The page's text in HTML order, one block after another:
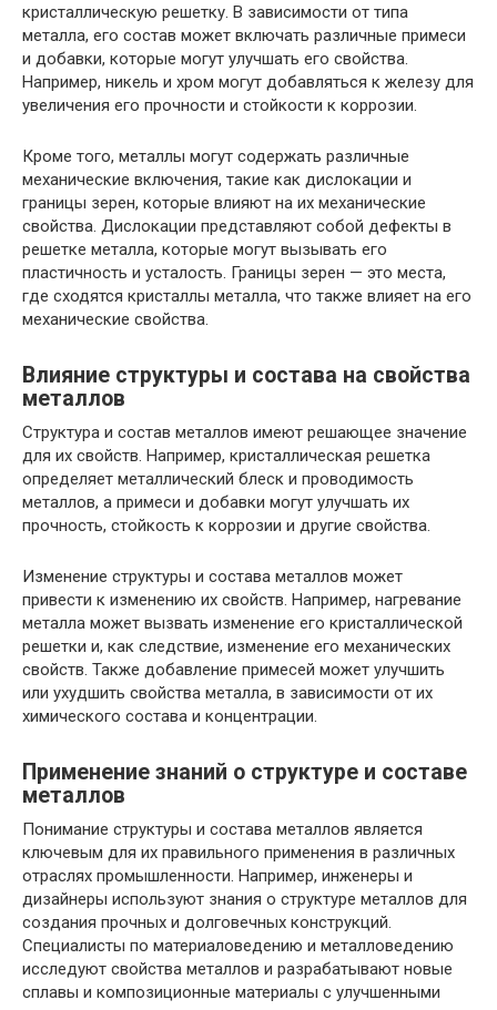
кристаллическую решетку. В зависимости от типа
металла, его состав может включать различные примеси
и добавки, которые могут улучшать его свойства.
Например, никель и хром могут добавляться к железу для
увеличения его прочности и стойкости к коррозии.
Кроме того, металлы могут содержать различные
механические включения, такие как дислокации и
границы зерен, которые влияют на их механические
свойства. Дислокации представляют собой дефекты в
решетке металла, которые могут вызывать его
пластичность и усталость. Границы зерен — это места,
где сходятся кристаллы металла, что также влияет на его
механические свойства.
Влияние структуры и состава на свойства
металлов
Структура и состав металлов имеют решающее значение
для их свойств. Например, кристаллическая решетка
определяет металлический блеск и проводимость
металлов, а примеси и добавки могут улучшать их
прочность, стойкость к коррозии и другие свойства.
Изменение структуры и состава металлов может
привести к изменению их свойств. Например, нагревание
металла может вызвать изменение его кристаллической
решетки и, как следствие, изменение его механических
свойств. Также добавление примесей может улучшить
или ухудшить свойства металла, в зависимости от их
химического состава и концентрации.
Применение знаний о структуре и составе
металлов
Понимание структуры и состава металлов является
ключевым для их правильного применения в различных
отраслях промышленности. Например, инженеры и
дизайнеры используют знания о структуре металлов для
создания прочных и долговечных конструкций.
Специалисты по материаловедению и металловедению
исследуют свойства металлов и разрабатывают новые
сплавы и композиционные материалы с улучшенными